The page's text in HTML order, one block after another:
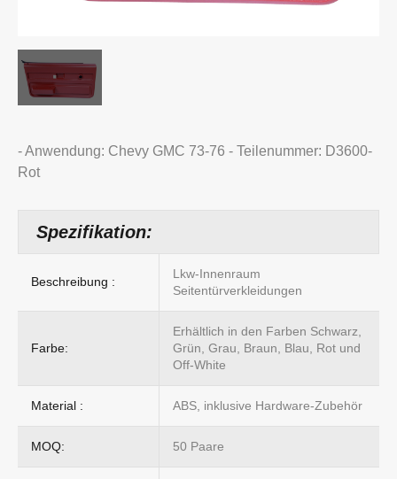
- Anwendung: Chevy GMC 73-76 - Teilenummer: D3600-
Rot
Spezifikation:
Beschreibung :
Lkw-Innenraum
Seitentürverkleidungen
Farbe:
Erhältlich in den Farben Schwarz,
Grün, Grau, Braun, Blau, Rot und
Off-White
Material : ABS, inklusive Hardware-Zubehör
MOQ: 50 Paare